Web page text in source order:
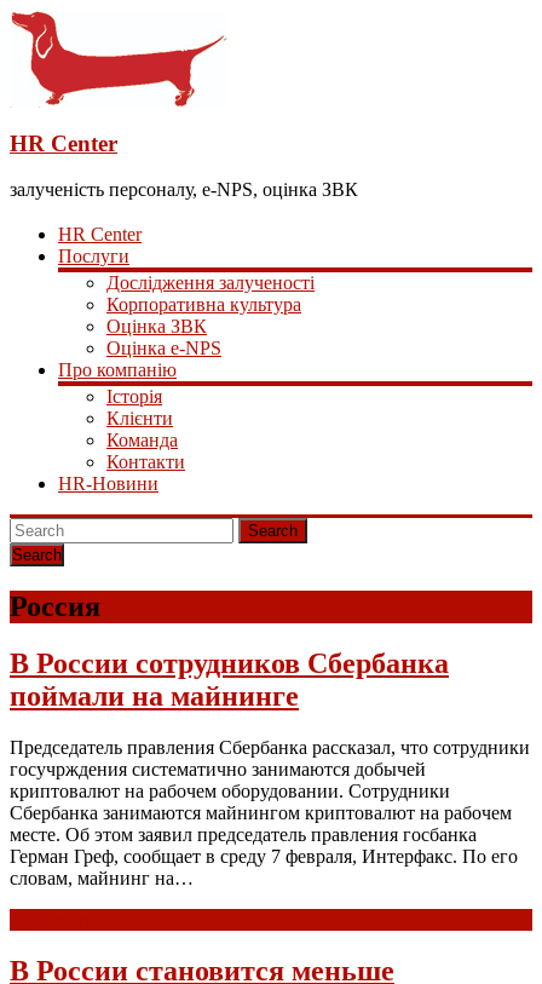
HR Center
залученість персоналу, e-NPS, оцінка ЗВК
HR Center
Послуги
Дослідження залученості
Корпоративна культура
Оцінка ЗВК
Оцінка e-NPS
Про компанію
Історія
Клієнти
Команда
Контакти
HR-Новини
Search
Россия
В России сотрудников Сбербанка
поймали на майнинге
Председатель правления Сбербанка рассказал, что сотрудники
госучрждения систематично занимаются добычей
криптовалют на рабочем оборудовании. Сотрудники
Сбербанка занимаются майнингом криптовалют на рабочем
месте. Об этом заявил председатель правления госбанка
Герман Греф, сообщает в среду 7 февраля, Интерфакс. По его
словам, майнинг на…
В России становится меньше